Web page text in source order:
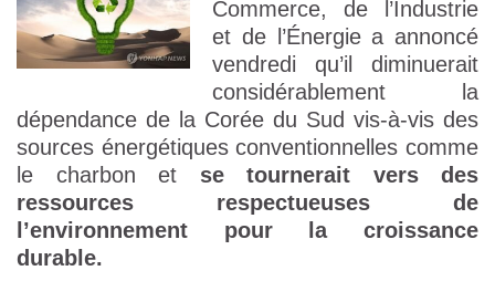
Commerce, de l’Industrie
et de l’Énergie a annoncé
vendredi qu’il diminuerait
considérablement la
dépendance de la Corée du Sud vis-à-vis des
sources énergétiques conventionnelles comme
le charbon et se tournerait vers des
ressources respectueuses de
l’environnement pour la croissance
durable.